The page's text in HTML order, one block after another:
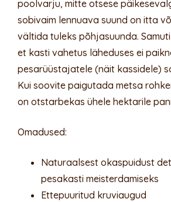
poolvarju, mitte otsese
sobivaim lennuava suund on itta
vältida tuleks põhjasuunda.
et kasti vahetus läheduses ei
pesarüüstajatele (näit kassidele)
Kui soovite paigutada metsa
on otstarbekas ühele hektarile
Omadused:
Naturaalsest okaspuidust
pesakasti meisterdamiseks
Ettepuuritud kruviaugud